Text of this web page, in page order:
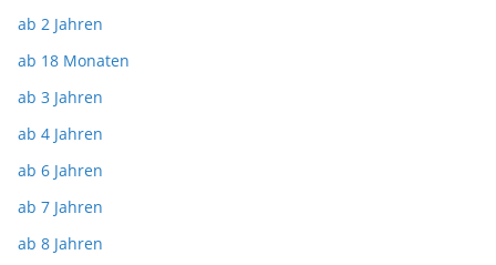
ab 2 Jahren
ab 18 Monaten
ab 3 Jahren
ab 4 Jahren
ab 6 Jahren
ab 7 Jahren
ab 8 Jahren